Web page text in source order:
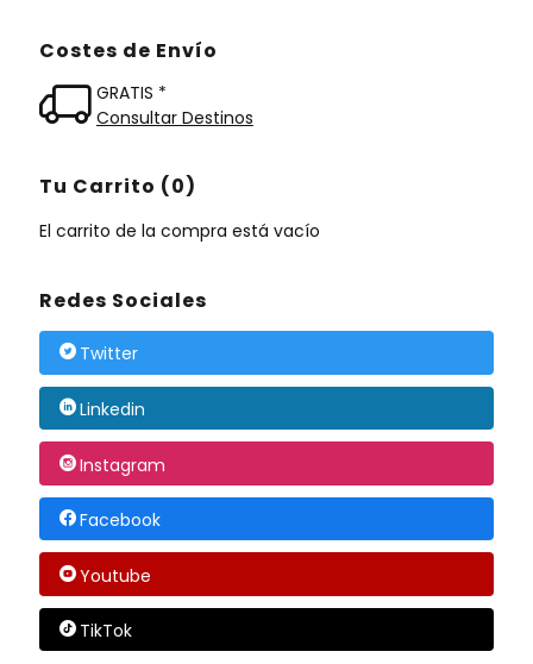
Costes de Envío
GRATIS *
Consultar Destinos
Tu Carrito (0)
El carrito de la compra está vacío
Redes Sociales
Twitter
Linkedin
Instagram
Facebook
Youtube
TikTok